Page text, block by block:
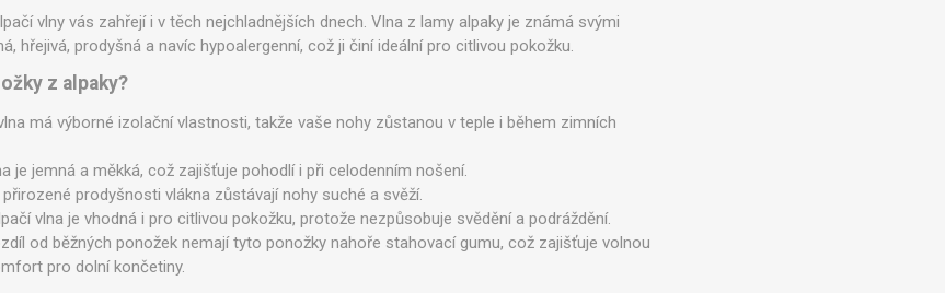
vlny vás zahřejí i v těch nejchladnějších dnech. Vlna z lamy alpaky je známá svými
hřejivá, prodyšná a navíc hypoalergenní, což ji činí ideální pro citlivou pokožku.
z alpaky?
má výborné izolační vlastnosti, takže vaše nohy zůstanou v teple i během zimních
je jemná a měkká, což zajišťuje pohodlí i při celodenním nošení.
přirozené prodyšnosti vlákna zůstávají nohy suché a svěží.
vlna je vhodná i pro citlivou pokožku, protože nezpůsobuje svědění a podráždění.
od běžných ponožek nemají tyto ponožky nahoře stahovací gumu, což zajišťuje volnou
pro dolní končetiny.